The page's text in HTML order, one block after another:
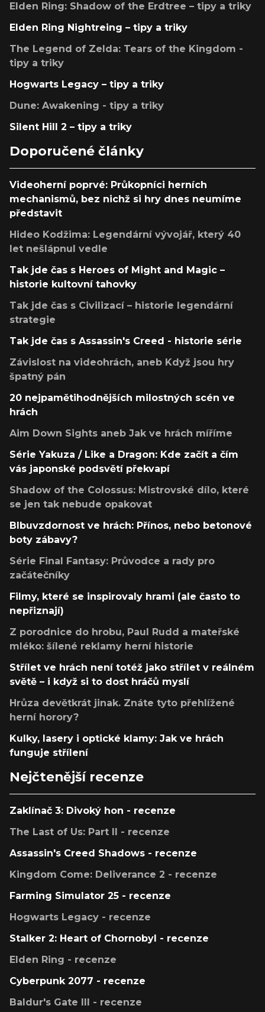
Elden Ring: Shadow of the Erdtree – tipy a triky
Elden Ring Nightreing – tipy a triky
The Legend of Zelda: Tears of the Kingdom -
tipy a triky
Hogwarts Legacy – tipy a triky
Dune: Awakening - tipy a triky
Silent Hill 2 – tipy a triky
Doporučené články
Videoherní poprvé: Průkopníci herních
mechanismů, bez nichž si hry dnes neumíme
představit
Hideo Kodžima: Legendární vývojář, který 40
let nešlápnul vedle
Tak jde čas s Heroes of Might and Magic –
historie kultovní tahovky
Tak jde čas s Civilizací – historie legendární
strategie
Tak jde čas s Assassin's Creed - historie série
Závislost na videohrách, aneb Když jsou hry
špatný pán
20 nejpamětihodnějších milostných scén ve
hrách
Aim Down Sights aneb Jak ve hrách míříme
Série Yakuza / Like a Dragon: Kde začít a čím
vás japonské podsvětí překvapí
Shadow of the Colossus: Mistrovské dílo, které
se jen tak nebude opakovat
Blbuvzdornost ve hrách: Přínos, nebo betonové
boty zábavy?
Série Final Fantasy: Průvodce a rady pro
začátečníky
Filmy, které se inspirovaly hrami (ale často to
nepřiznají)
Z porodnice do hrobu, Paul Rudd a mateřské
mléko: šílené reklamy herní historie
Střílet ve hrách není totéž jako střílet v reálném
světě – i když si to dost hráčů myslí
Hrůza devětkrát jinak. Znáte tyto přehlížené
herní horory?
Kulky, lasery i optické klamy: Jak ve hrách
funguje střílení
Nejčtenější recenze
Zaklínač 3: Divoký hon - recenze
The Last of Us: Part II - recenze
Assassin's Creed Shadows - recenze
Kingdom Come: Deliverance 2 - recenze
Farming Simulator 25 - recenze
Hogwarts Legacy - recenze
Stalker 2: Heart of Chornobyl - recenze
Elden Ring - recenze
Cyberpunk 2077 - recenze
Baldur's Gate III - recenze